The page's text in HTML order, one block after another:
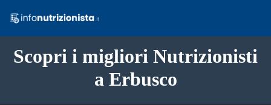
Scopri i migliori Nutrizionisti
a Erbusco